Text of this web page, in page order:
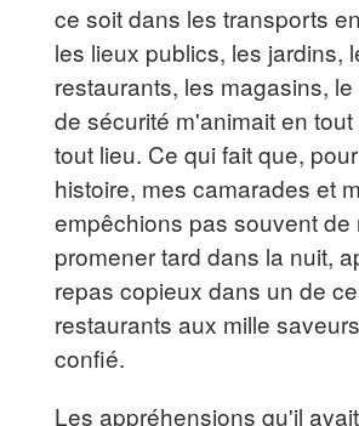
ce soit dans les transports
les lieux publics, les jardins,
restaurants, les magasins,
de sécurité m'animait en
tout lieu. Ce qui fait que,
histoire, mes camarades et
empêchions pas souvent de
promener tard dans la nuit,
repas copieux dans un de
restaurants aux mille
confié.
Les appréhensions qu'il